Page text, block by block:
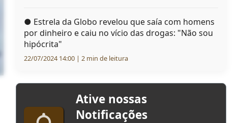
● Estrela da Globo revelou que saía com homens
por dinheiro e caiu no vício das drogas: "Não sou
hipócrita"
22/07/2024 14:00 | 2 min de leitura
Ative nossas
Notificações